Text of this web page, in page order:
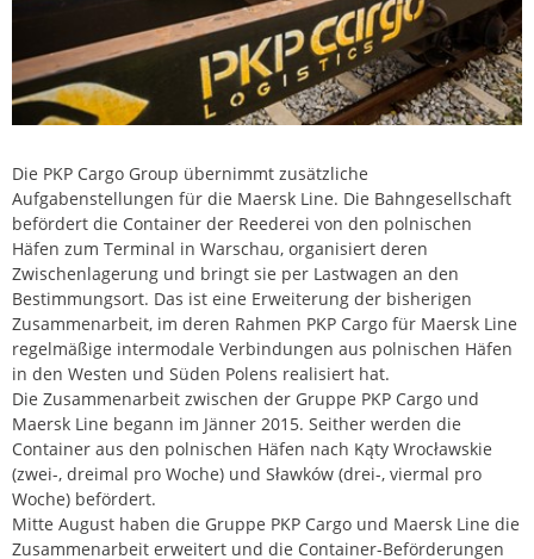
Die PKP Cargo Group übernimmt zusätzliche
Aufgabenstellungen für die Maersk Line. Die Bahngesellschaft
befördert die Container der Reederei von den polnischen
Häfen zum Terminal in Warschau, organisiert deren
Zwischenlagerung und bringt sie per Lastwagen an den
Bestimmungsort. Das ist eine Erweiterung der bisherigen
Zusammenarbeit, im deren Rahmen PKP Cargo für Maersk Line
regelmäßige intermodale Verbindungen aus polnischen Häfen
in den Westen und Süden Polens realisiert hat.
Die Zusammenarbeit zwischen der Gruppe PKP Cargo und
Maersk Line begann im Jänner 2015. Seither werden die
Container aus den polnischen Häfen nach Kąty Wrocławskie
(zwei-, dreimal pro Woche) und Sławków (drei-, viermal pro
Woche) befördert.
Mitte August haben die Gruppe PKP Cargo und Maersk Line die
Zusammenarbeit erweitert und die Container-Beförderungen